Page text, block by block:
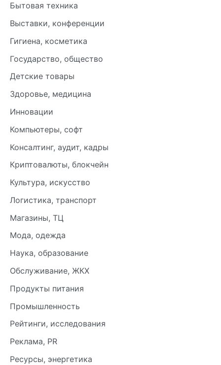
Бытовая техника
Выставки, конференции
Гигиена, косметика
Государство, общество
Детские товары
Здоровье, медицина
Инновации
Компьютеры, софт
Консалтинг, аудит, кадры
Криптовалюты, блокчейн
Культура, искусство
Логистика, транспорт
Магазины, ТЦ
Мода, одежда
Наука, образование
Обслуживание, ЖКХ
Продукты питания
Промышленность
Рейтинги, исследования
Реклама, PR
Ресурсы, энергетика